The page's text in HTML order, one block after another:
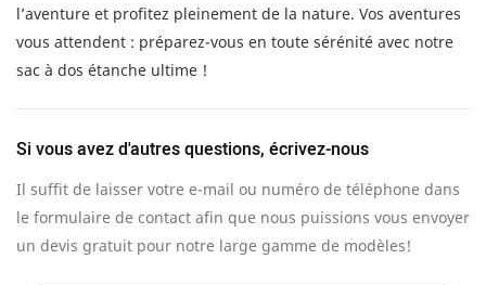
l’aventure et profitez pleinement de la nature. Vos aventures
vous attendent : préparez-vous en toute sérénité avec notre
sac à dos étanche ultime !
Si vous avez d'autres questions, écrivez-nous
Il suffit de laisser votre e-mail ou numéro de téléphone dans
le formulaire de contact afin que nous puissions vous envoyer
un devis gratuit pour notre large gamme de modèles!